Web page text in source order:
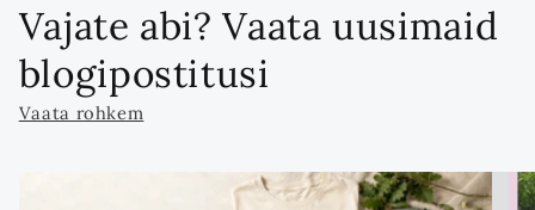
Vajate abi? Vaata uusimaid
blogipostitusi
Vaata rohkem